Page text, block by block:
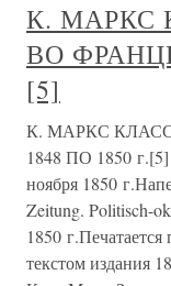
К. МАРКС
ВО
[5]
К. МАРКС
1848 ПО 1850
ноября 1850
Zeitung. Politisch-
1850
текстом издания